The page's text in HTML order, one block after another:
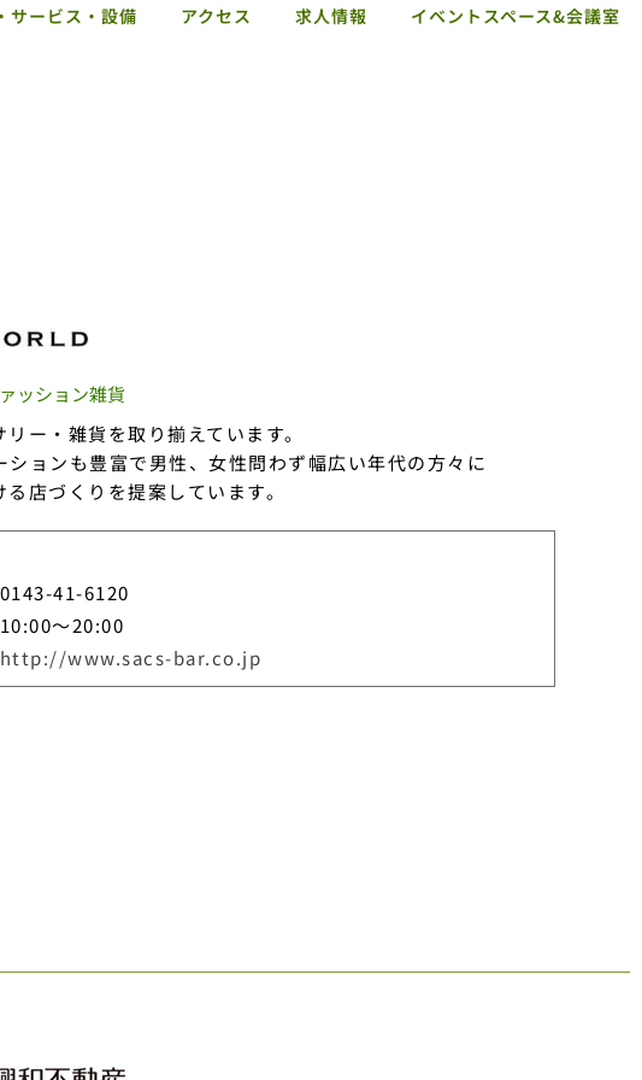
サービス・設備 アクセス 求人情報 イベントスペース&会議室
ッション雑貨
ー・雑貨を取り揃えています。
ションも豊富で男性、女性問わず幅広い年代の方々に
店づくりを提案しています。
0143-41-6120
10:00～20:00
http://www.sacs-bar.co.jp